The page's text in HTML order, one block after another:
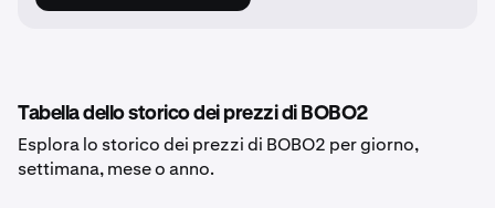
Tabella dello storico dei prezzi di BOBO2
Esplora lo storico dei prezzi di BOBO2 per giorno,
settimana, mese o anno.